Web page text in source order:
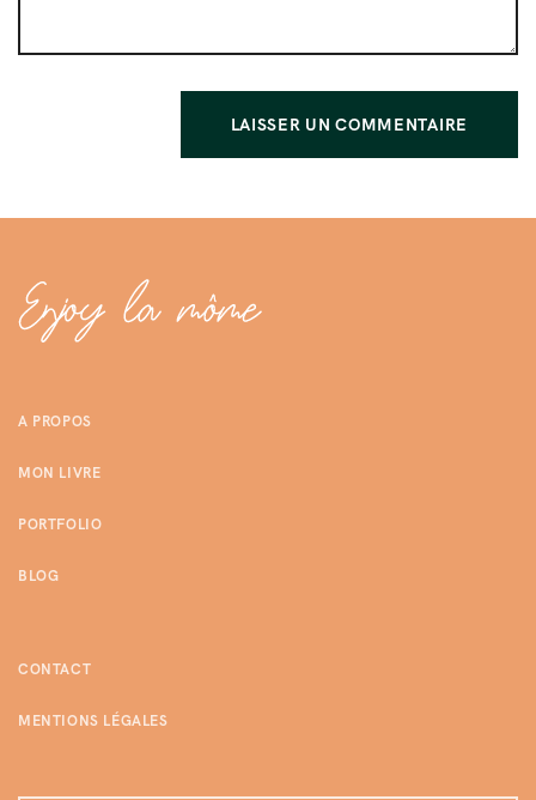
A PROPOS
MON LIVRE
PORTFOLIO
BLOG
CONTACT
MENTIONS LÉGALES